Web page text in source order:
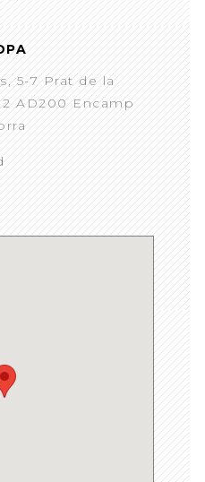
5-7 Prat de la
2 AD200 Encamp